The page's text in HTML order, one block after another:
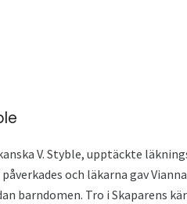
V. Styble, upptäckte
och läkarna gav
barndomen. Tro i Skaparens